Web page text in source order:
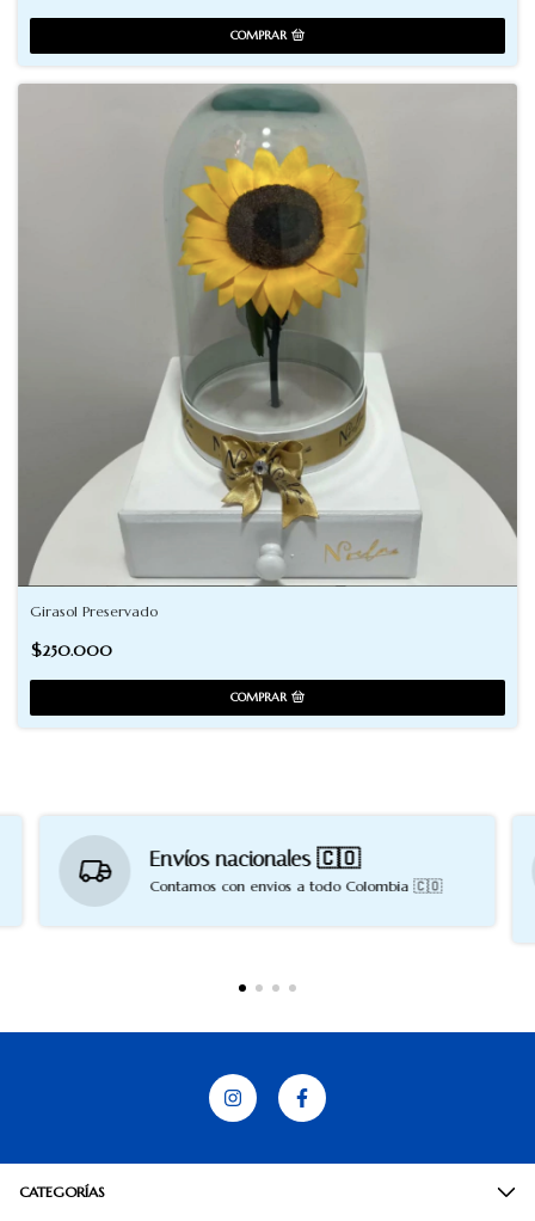
COMPRAR
Girasol Preservado
$250.000
COMPRAR
Envíos nacionales 🇨🇴
Contamos con envios a todo Colombia 🇨🇴
CATEGORÍAS